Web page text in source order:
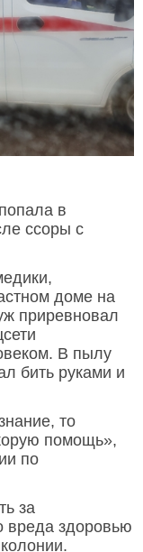
в
ссоры с
доме на
приревновал
В пылу
бить руками и
то
помощь»,
по
за
вреда здоровью